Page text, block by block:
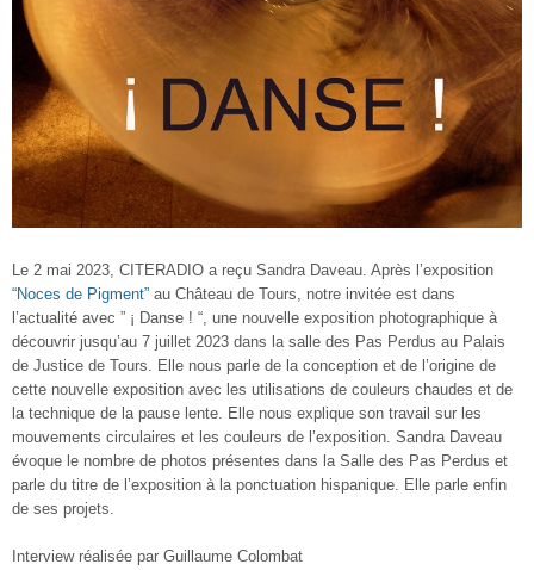
Le 2 mai 2023, CITERADIO a reçu Sandra Daveau. Après l’exposition
“Noces de Pigment” au Château de Tours, notre invitée est dans
l’actualité avec ” ¡ Danse ! “, une nouvelle exposition photographique à
découvrir jusqu’au 7 juillet 2023 dans la salle des Pas Perdus au Palais
de Justice de Tours. Elle nous parle de la conception et de l’origine de
cette nouvelle exposition avec les utilisations de couleurs chaudes et de
la technique de la pause lente. Elle nous explique son travail sur les
mouvements circulaires et les couleurs de l’exposition. Sandra Daveau
évoque le nombre de photos présentes dans la Salle des Pas Perdus et
parle du titre de l’exposition à la ponctuation hispanique. Elle parle enfin
de ses projets.
Interview réalisée par Guillaume Colombat